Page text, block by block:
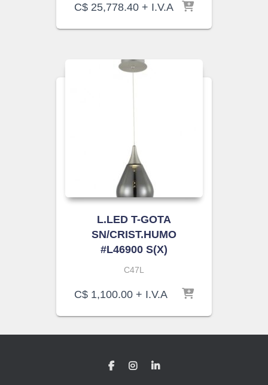
C$ 25,778.40 + I.V.A
L.LED T-GOTA
SN/CRIST.HUMO
#L46900 S(X)
C47L
C$ 1,100.00 + I.V.A